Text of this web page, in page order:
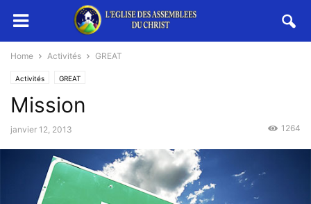
Home Activités GREAT
Activités GREAT
Mission
janvier 12, 2013 1264